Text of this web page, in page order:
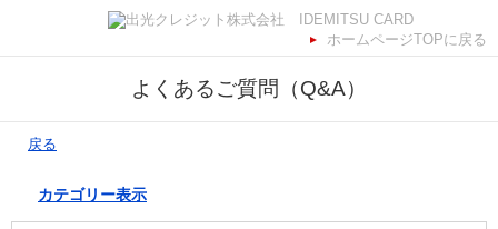
ホームページTOPに戻る
よくあるご質問（Q&A）
戻る
カテゴリー表示